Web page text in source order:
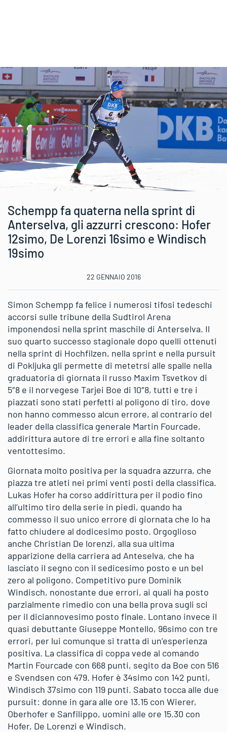
Schempp fa quaterna nella sprint di
Anterselva, gli azzurri crescono: Hofer
12simo, De Lorenzi 16simo e Windisch
19simo
22 GENNAIO 2016
Simon Schempp fa felice i numerosi tifosi tedeschi
accorsi sulle tribune della Sudtirol Arena
imponendosi nella sprint maschile di Anterselva. Il
suo quarto successo stagionale dopo quelli ottenuti
nella sprint di Hochfilzen, nella sprint e nella pursuit
di Pokljuka gli permette di metetrsi alle spalle nella
graduatoria di giornata il russo Maxim Tsvetkov di
5″8 e il norvegese Tarjei Boe di 10″8, tutti e tre i
piazzati sono stati perfetti al poligono di tiro, dove
non hanno commesso alcun errore, al contrario del
leader della classifica generale Martin Fourcade,
addirittura autore di tre errori e alla fine soltanto
ventottesimo.
Giornata molto positiva per la squadra azzurra, che
piazza tre atleti nei primi venti posti della classifica.
Lukas Hofer ha corso addirittura per il podio fino
all’ultimo tiro della serie in piedi, quando ha
commesso il suo unico errore di giornata che lo ha
fatto chiudere al dodicesimo posto. Orgoglioso
anche Christian De lorenzi, alla sua ultima
apparizione della carriera ad Anteselva, che ha
lasciato il segno con il sedicesimo posto e un bel
zero al poligono. Competitivo pure Dominik
Windisch, nonostante due errori, ai quali ha posto
parzialmente rimedio con una bella prova sugli sci
per il diciannovesimo posto finale. Lontano invece il
quasi debuttante Giuseppe Montello, 96simo con tre
errori, per lui comunque si tratta di un’esperienza
positiva. La classifica di coppa vede al comando
Martin Fourcade con 668 punti, segito da Boe con 516
e Svendsen con 479. Hofer è 34simo con 142 punti,
Windisch 37simo con 119 punti. Sabato tocca alle due
pursuit: donne in gara alle ore 13.15 con Wierer,
Oberhofer e Sanfilippo, uomini alle ore 15.30 con
Hofer, De Lorenzi e Windisch.